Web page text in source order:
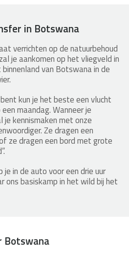
in Botswana
verrichten op de natuurbehoud
je aankomen op het vliegveld in
van Botswana in de
kun je het beste een vlucht
maandag. Wanneer je
kennismaken met onze
Ze dragen een
ze dragen een bord met grote
in de auto voor een drie uur
ons basiskamp in het wild bij het
Botswana